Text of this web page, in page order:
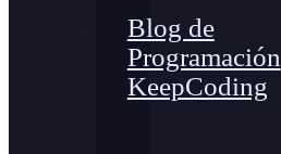
Blog de
Programación
KeepCoding